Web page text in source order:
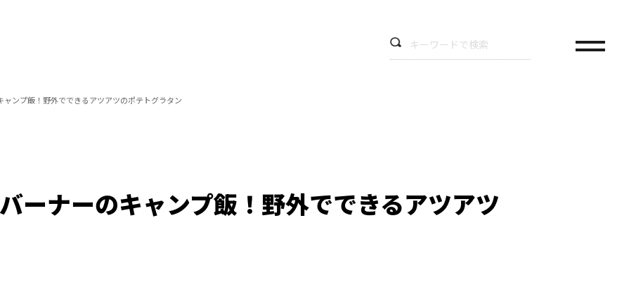
ンプ飯！野外でできるアツアツのポテトグラタン
ーナーのキャンプ飯！野外でできるアツアツ